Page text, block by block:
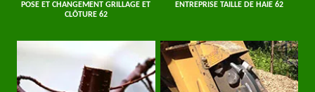
POSE ET CHANGEMENT GRILLAGE ET
CLÔTURE 62
ENTREPRISE TAILLE DE HAIE 62